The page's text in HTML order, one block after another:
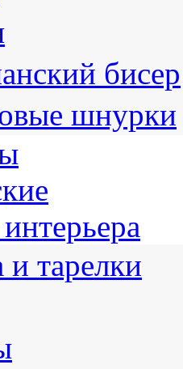
бисер
шнурки
тарелки